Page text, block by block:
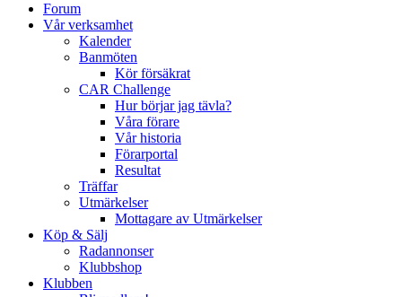
Forum
Vår verksamhet
Kalender
Banmöten
Kör försäkrat
CAR Challenge
Hur börjar jag tävla?
Våra förare
Vår historia
Förarportal
Resultat
Träffar
Utmärkelser
Mottagare av Utmärkelser
Köp & Sälj
Radannonser
Klubbshop
Klubben